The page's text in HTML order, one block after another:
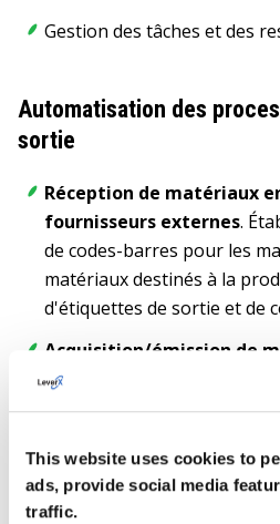
This website uses cookies to
ads, provide social media
traffic.
Gestion des tâches et des
Automatisation des
sortie
Réception de matériaux
fournisseurs externes.
de codes-barres pour les
matériaux destinés à la
d'étiquettes de sortie et de
Acquisition/émission de
a développé un programme
terminaux de collecte de
département de fabrication,
Contrôle de la qualité